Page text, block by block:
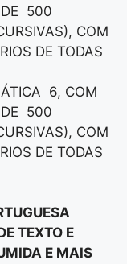
DE 500
COM
DE TODAS
6, COM
DE 500
COM
DE TODAS
TEXTO E
E MAIS